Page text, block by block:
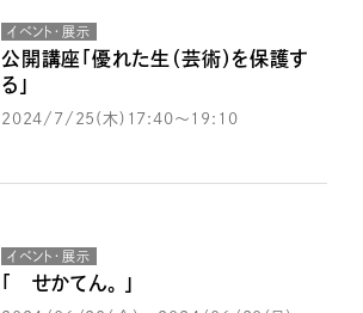
イベント・展示
公開講座「優れた生（芸術）を保護す
る」
2024/7/25(木)17:40～19:10
イベント・展示
「 せかてん。 」